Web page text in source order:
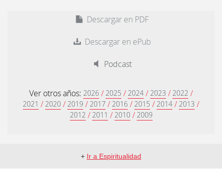
Descargar en PDF
Descargar en ePub
Podcast
Ver otros años: 2026 / 2025 / 2024 / 2023 / 2022 /
2021 / 2020 / 2019 / 2017 / 2016 / 2015 / 2014 / 2013 /
2012 / 2011 / 2010 / 2009
+ Ir a Espiritualidad